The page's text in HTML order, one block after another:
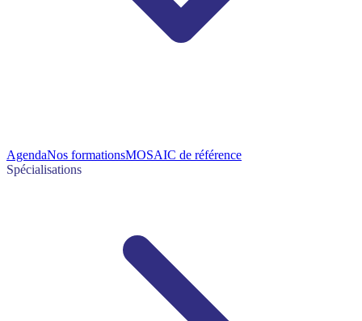
AgendaNos formationsMOSAIC de référence
Spécialisations